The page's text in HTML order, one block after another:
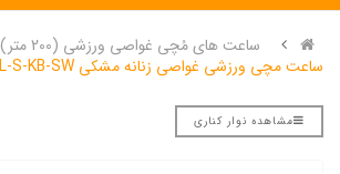
ساعت های مُچی غواصی ورزشی (200 متر)
ساعت مچی ورزشی غواصی زنانه مشکی CBL-S-KB-SW
مشاهده نوار کناری